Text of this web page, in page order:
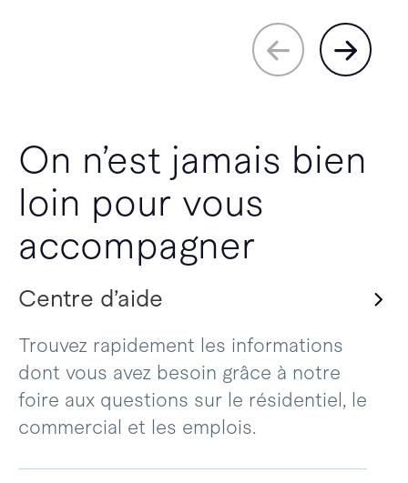
On n’est jamais bien
loin pour vous
accompagner
Centre d’aide
Trouvez rapidement les informations
dont vous avez besoin grâce à notre
foire aux questions sur le résidentiel, le
commercial et les emplois.